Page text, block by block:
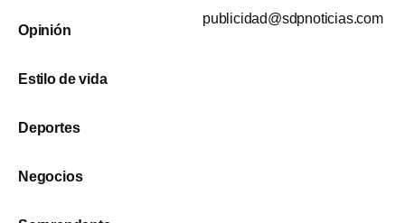
Opinión
Estilo de vida
Deportes
Negocios
publicidad@sdpnoticias.com